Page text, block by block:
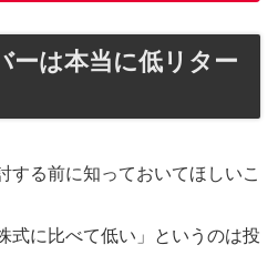
ーは本当に低リター
する前に知っておいてほしいこ
式に比べて低い」というのは投